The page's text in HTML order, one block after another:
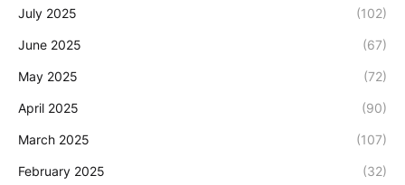
July 2025 (102)
June 2025 (67)
May 2025 (72)
April 2025 (90)
March 2025 (107)
February 2025 (32)